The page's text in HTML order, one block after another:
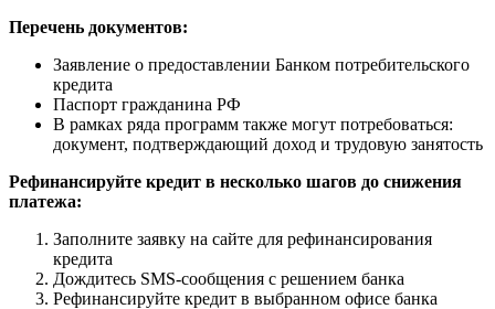
Перечень документов:
Заявление о предоставлении Банком потребительского
кредита
Паспорт гражданина РФ
В рамках ряда программ также могут потребоваться:
документ, подтверждающий доход и трудовую занятость
Рефинансируйте кредит в несколько шагов до снижения
платежа:
Заполните заявку на сайте для рефинансирования
кредита
Дождитесь SMS-сообщения с решением банка
Рефинансируйте кредит в выбранном офисе банка